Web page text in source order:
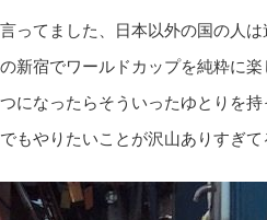
ってました、日本以外の国の人
新宿でワールドカップを純粋に
になったらそういったゆとりを
もやりたいことが沢山ありすぎて